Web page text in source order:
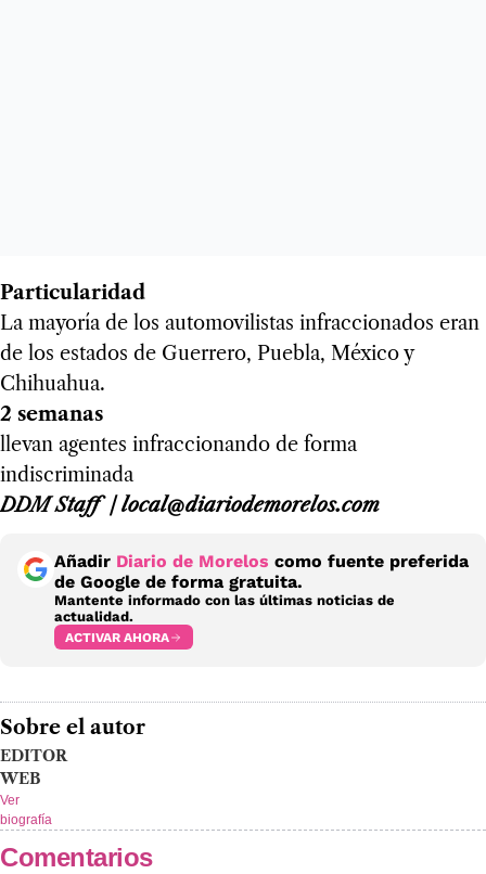
Particularidad
La mayoría de los automovilistas infraccionados eran
de los estados de Guerrero, Puebla, México y
Chihuahua.
2 semanas
llevan agentes infraccionando de forma
indiscriminada
DDM Staff / local@diariodemorelos.com
Añadir Diario de Morelos como fuente preferida
de Google de forma gratuita.
Mantente informado con las últimas noticias de
actualidad.
ACTIVAR AHORA
Sobre el autor
EDITOR
WEB
Ver
biografía
Comentarios